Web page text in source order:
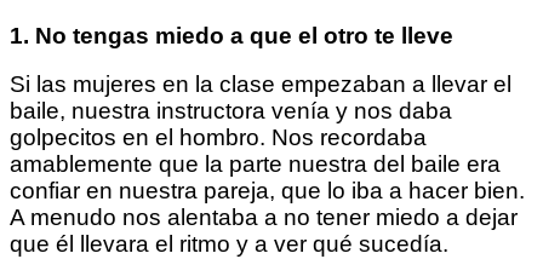
1. No tengas miedo a que el otro te lleve
Si las mujeres en la clase empezaban a llevar el
baile, nuestra instructora venía y nos daba
golpecitos en el hombro. Nos recordaba
amablemente que la parte nuestra del baile era
confiar en nuestra pareja, que lo iba a hacer bien.
A menudo nos alentaba a no tener miedo a dejar
que él llevara el ritmo y a ver qué sucedía.